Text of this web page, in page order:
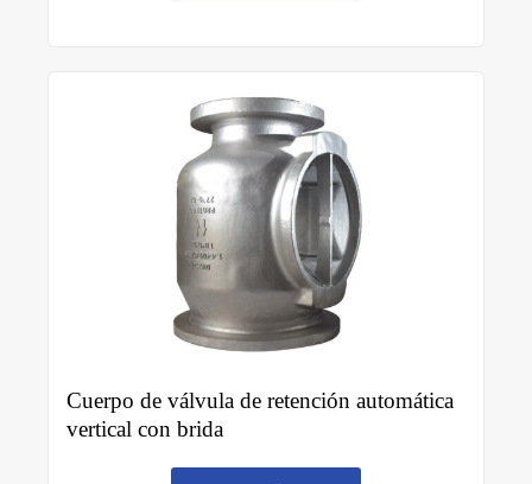
Cuerpo de válvula de retención automática
vertical con brida